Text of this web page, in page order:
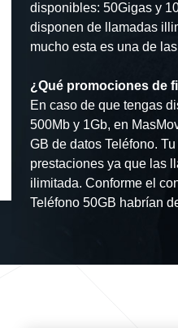
disponibles: 50Gigas y
disponen de llamadas
mucho esta es una de
¿Qué promociones de
En caso de que tengas
500Mb y 1Gb, en
GB de datos Teléfono.
prestaciones ya que las
ilimitada. Conforme el
Teléfono 50GB habrían